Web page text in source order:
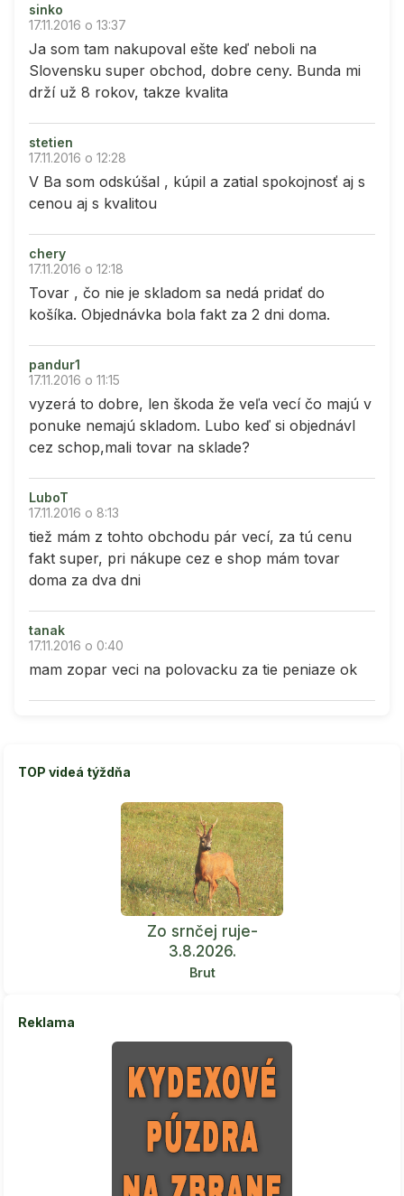
sinko
17.11.2016 o 13:37
Ja som tam nakupoval ešte keď neboli na
Slovensku super obchod, dobre ceny. Bunda mi
drží už 8 rokov, takze kvalita
stetien
17.11.2016 o 12:28
V Ba som odskúšal , kúpil a zatial spokojnosť aj s
cenou aj s kvalitou
chery
17.11.2016 o 12:18
Tovar , čo nie je skladom sa nedá pridať do
košíka. Objednávka bola fakt za 2 dni doma.
pandur1
17.11.2016 o 11:15
vyzerá to dobre, len škoda že veľa vecí čo majú v
ponuke nemajú skladom. Lubo keď si objednávl
cez schop,mali tovar na sklade?
LuboT
17.11.2016 o 8:13
tiež mám z tohto obchodu pár vecí, za tú cenu
fakt super, pri nákupe cez e shop mám tovar
doma za dva dni
tanak
17.11.2016 o 0:40
mam zopar veci na polovacku za tie peniaze ok
TOP videá týždňa
Zo srnčej ruje-
3.8.2026.
Brut
Reklama